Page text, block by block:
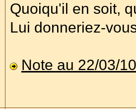
Quoiqu'il en soit,
Lui donneriez-
Note au 22/03/10